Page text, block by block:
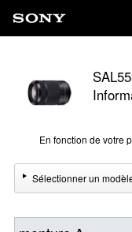
En fonction de votre
Sélectionner un